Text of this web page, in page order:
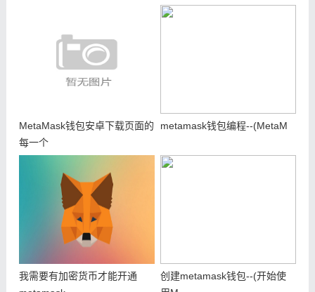
MetaMask钱包安卓下载页面的
每一个
metamask钱包编程--(MetaM
我需要有加密货币才能开通
创建metamask钱包--(开始使